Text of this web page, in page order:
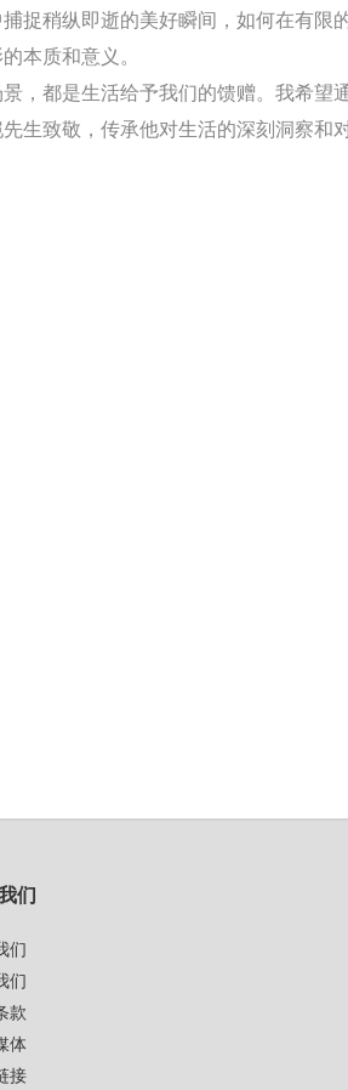
捉稍纵即逝的美好瞬间，如何在有
本质和意义。
，都是生活给予我们的馈赠。我希
生致敬，传承他对生活的深刻洞察和
们
们
们
款
体
接